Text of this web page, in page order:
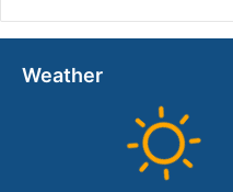
Weather